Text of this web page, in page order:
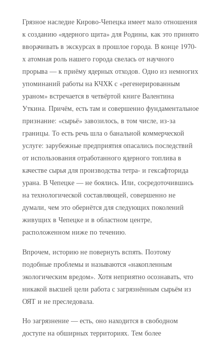
Грязное наследие Кирово-Чепецка имеет мало отношения
к созданию «ядерного щита» для Родины, как это принято
вворачивать в экскурсах в прошлое города. В конце 1970-
х атомная роль нашего города свелась от научного
прорыва — к приёму ядерных отходов. Одно из немногих
упоминаний работы на КЧХК с «регенерированным
ураном» встречается в четвёртой книге Валентина
Уткина. Причём, есть там и совершенно фундаментальное
признание: «сырьё» завозилось, в том числе, из-за
границы. То есть речь шла о банальной коммерческой
услуге: зарубежные предприятия опасались последствий
от использования отработанного ядерного топлива в
качестве сырья для производства тетра- и гексафторида
урана. В Чепецке — не боялись. Или, сосредоточившись
на технологической составляющей, совершенно не
думали, чем это обернётся для следующих поколений
живущих в Чепецке и в областном центре,
расположенном ниже по течению.
Впрочем, историю не повернуть вспять. Поэтому
подобные проблемы и называются «накопленным
экологическим вредом». Хотя неприятно осознавать, что
никакой высшей цели работа с загрязнённым сырьём из
ОЯТ и не преследовала.
Но загрязнение — есть, оно находится в свободном
доступе на обширных территориях. Тем более